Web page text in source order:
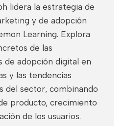
lidera la estrategia de
y de adopción
Learning. Explora
de las
de adopción digital en
y las tendencias
del sector, combinando
producto, crecimiento
de los usuarios.